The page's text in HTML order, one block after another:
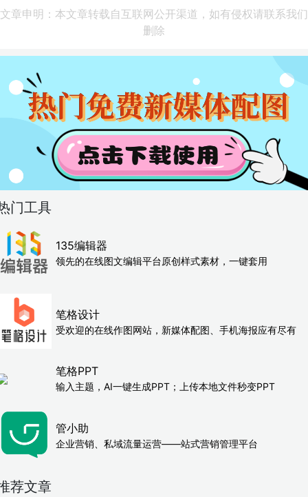
文章申明：本文章转载自互联网公开渠道，如有侵权请联系我们
删除
门工具
135编辑器
领先的在线图文编辑平台原创样式素材，一键套用
笔格设计
受欢迎的在线作图网站，新媒体配图、手机海报应有尽有
笔格PPT
输入主题，AI一键生成PPT；上传本地文件秒变PPT
管小助
企业营销、私域流量运营——站式营销管理平台
荐文章